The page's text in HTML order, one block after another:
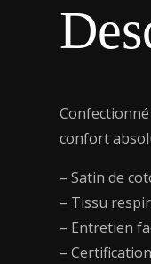
confort
– Satin de
– Tissu
– Entretien
–